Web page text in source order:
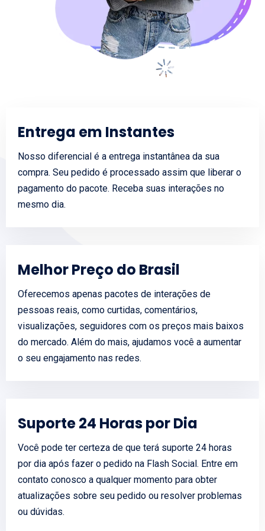
Entrega em Instantes
Nosso diferencial é a entrega instantânea da sua
compra. Seu pedido é processado assim que liberar o
pagamento do pacote. Receba suas interações no
mesmo dia.
Melhor Preço do Brasil
Oferecemos apenas pacotes de interações de
pessoas reais, como curtidas, comentários,
visualizações, seguidores com os preços mais baixos
do mercado. Além do mais, ajudamos você a aumentar
o seu engajamento nas redes.
Suporte 24 Horas por Dia
Você pode ter certeza de que terá suporte 24 horas
por dia após fazer o pedido na Flash Social. Entre em
contato conosco a qualquer momento para obter
atualizações sobre seu pedido ou resolver problemas
ou dúvidas.